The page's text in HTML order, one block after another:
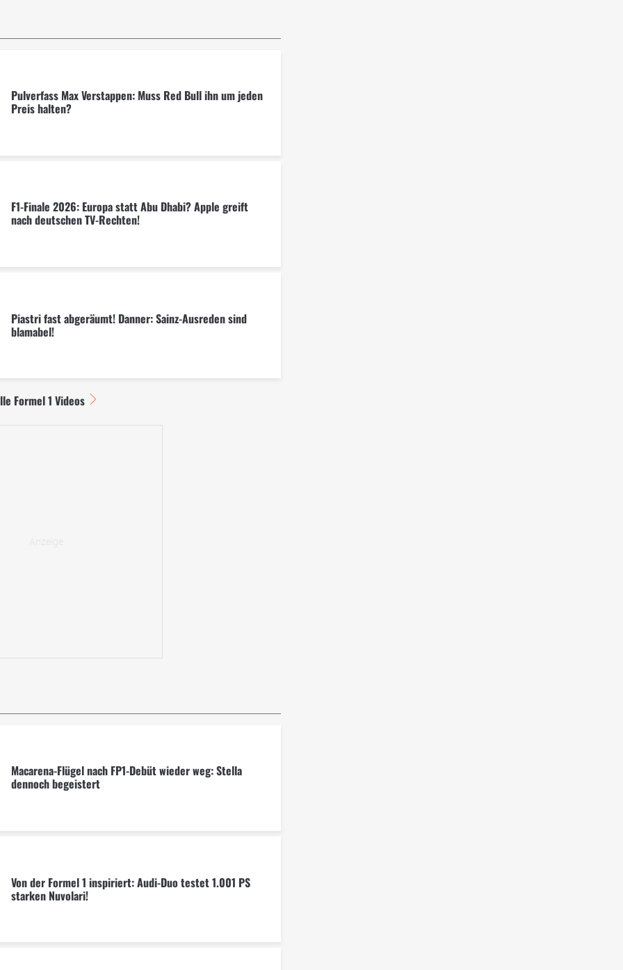
Pulverfass Max Verstappen: Muss Red Bull ihn um jeden
Preis halten?
F1-Finale 2026: Europa statt Abu Dhabi? Apple greift
nach deutschen TV-Rechten!
Piastri fast abgeräumt! Danner: Sainz-Ausreden sind
blamabel!
Formel 1 Videos
Macarena-Flügel nach FP1-Debüt wieder weg: Stella
dennoch begeistert
Von der Formel 1 inspiriert: Audi-Duo testet 1.001 PS
starken Nuvolari!